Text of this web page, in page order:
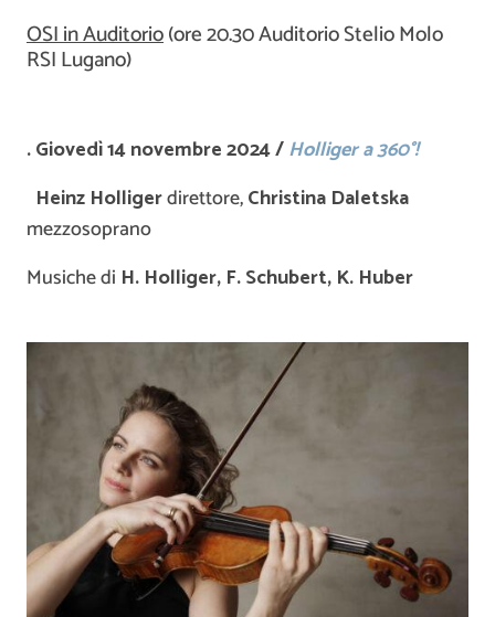
OSI in Auditorio(ore 20.30 Auditorio Stelio Molo
RSI Lugano)
. Giovedì 14 novembre 2024 /Holliger a 360°!
Heinz Holligerdirettore,Christina Daletska
mezzosoprano
Musiche di H. Holliger, F. Schubert, K. Huber